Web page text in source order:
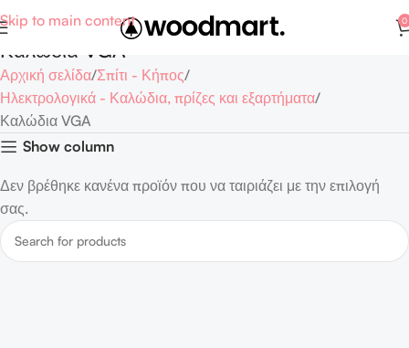
Skip to main content 0
Καλώδια VGA
Αρχική σελίδα Σπίτι - Κήπος
Ηλεκτρολογικά - Καλώδια, πρίζες και εξαρτήματα
Καλώδια VGA
Show column
Δεν βρέθηκε κανένα προϊόν που να ταιριάζει με την επιλογή
σας.